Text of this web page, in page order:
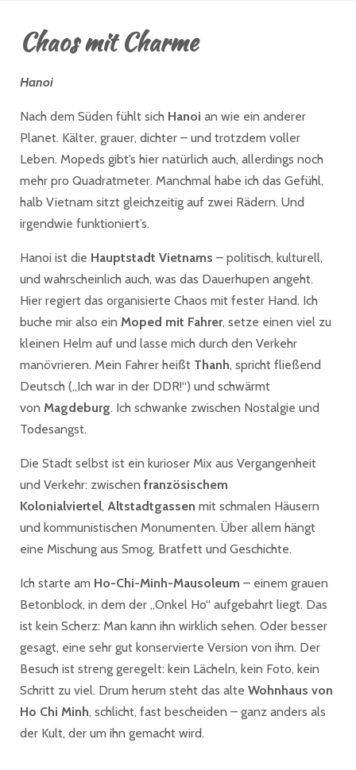
Chaos mit Charme
Hanoi
Nach dem Süden fühlt sich Hanoi an wie ein anderer
Planet. Kälter, grauer, dichter – und trotzdem voller
Leben. Mopeds gibt’s hier natürlich auch, allerdings noch
mehr pro Quadratmeter. Manchmal habe ich das Gefühl,
halb Vietnam sitzt gleichzeitig auf zwei Rädern. Und
irgendwie funktioniert’s.
Hanoi ist die Hauptstadt Vietnams – politisch, kulturell,
und wahrscheinlich auch, was das Dauerhupen angeht.
Hier regiert das organisierte Chaos mit fester Hand. Ich
buche mir also ein Moped mit Fahrer, setze einen viel zu
kleinen Helm auf und lasse mich durch den Verkehr
manövrieren. Mein Fahrer heißt Thanh, spricht fließend
Deutsch („Ich war in der DDR!“) und schwärmt
von Magdeburg. Ich schwanke zwischen Nostalgie und
Todesangst.
Die Stadt selbst ist ein kurioser Mix aus Vergangenheit
und Verkehr: zwischen französischem
Kolonialviertel, Altstadtgassen mit schmalen Häusern
und kommunistischen Monumenten. Über allem hängt
eine Mischung aus Smog, Bratfett und Geschichte.
Ich starte am Ho-Chi-Minh-Mausoleum – einem grauen
Betonblock, in dem der „Onkel Ho“ aufgebahrt liegt. Das
ist kein Scherz: Man kann ihn wirklich sehen. Oder besser
gesagt, eine sehr gut konservierte Version von ihm. Der
Besuch ist streng geregelt: kein Lächeln, kein Foto, kein
Schritt zu viel. Drum herum steht das alte Wohnhaus von
Ho Chi Minh, schlicht, fast bescheiden – ganz anders als
der Kult, der um ihn gemacht wird.